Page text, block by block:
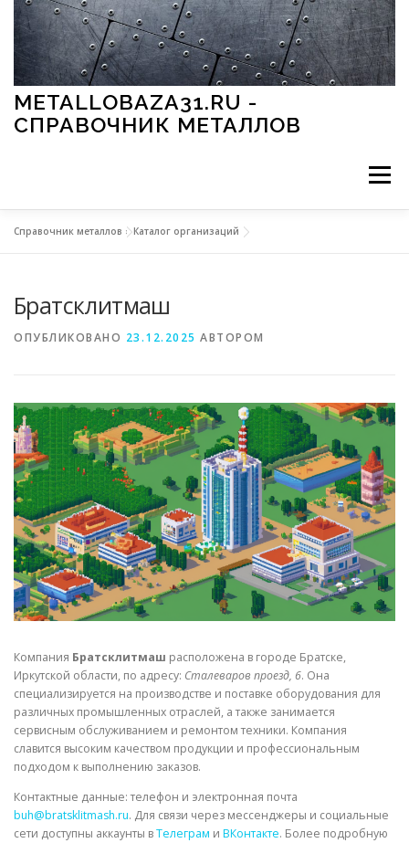
Перейти к содержимому
METALLOBAZA31.RU -
СПРАВОЧНИК МЕТАЛЛОВ
Меню
МЕТАЛЛЫ И ОКРУЖАЮЩАЯ СРЕДА
СВОЙСТВА МЕТАЛЛОВ СОРТА МЕТАЛЛОВ
СТАТЬИ
Справочник металлов »Каталог организаций
Братсклитмаш
ОПУБЛИКОВАНО 23.12.2025 АВТОРОМ
Компания Братсклитмаш расположена в городе Братске,
Иркутской области, по адресу: Сталеваров проезд, 6. Она
специализируется на производстве и поставке оборудования для
различных промышленных отраслей, а также занимается
сервисным обслуживанием и ремонтом техники. Компания
славится высоким качеством продукции и профессиональным
подходом к выполнению заказов.
Контактные данные: телефон и электронная почта
buh@bratsklitmash.ru. Для связи через мессенджеры и социальные
сети доступны аккаунты вТелеграм и ВКонтакте. Более подробную